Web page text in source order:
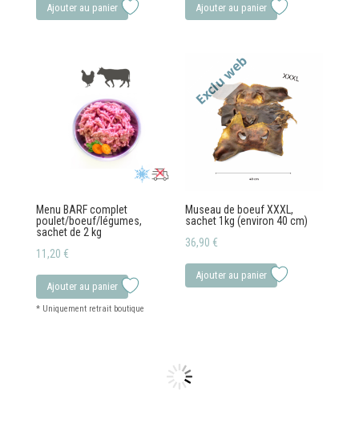
Ajouter au panier Ajouter au panier
Menu BARF complet
poulet/boeuf/légumes,
sachet de 2 kg
11,20 €
Ajouter au panier
Exclu web
Museau de boeuf XXXL,
sachet 1kg (environ 40 cm)
36,90 €
Ajouter au panier